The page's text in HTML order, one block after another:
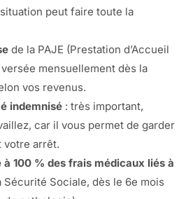
peut faire toute la
de la PAJE (Prestation d’Accueil
mensuellement dès la
vos revenus.
indemnisé : très important,
car il vous permet de garder
votre arrêt.
à 100 % des frais médicaux liés à
Sécurité Sociale, dès le 6e mois